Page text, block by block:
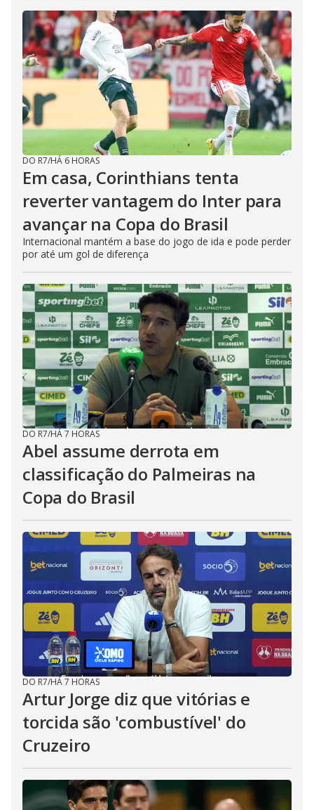
DO R7/HÁ 6 HORAS
Em casa, Corinthians tenta
reverter vantagem do Inter para
avançar na Copa do Brasil
Internacional mantém a base do jogo de ida e pode perder
por até um gol de diferença
DO R7/HÁ 7 HORAS
Abel assume derrota em
classificação do Palmeiras na
Copa do Brasil
DO R7/HÁ 7 HORAS
Artur Jorge diz que vitórias e
torcida são 'combustível' do
Cruzeiro